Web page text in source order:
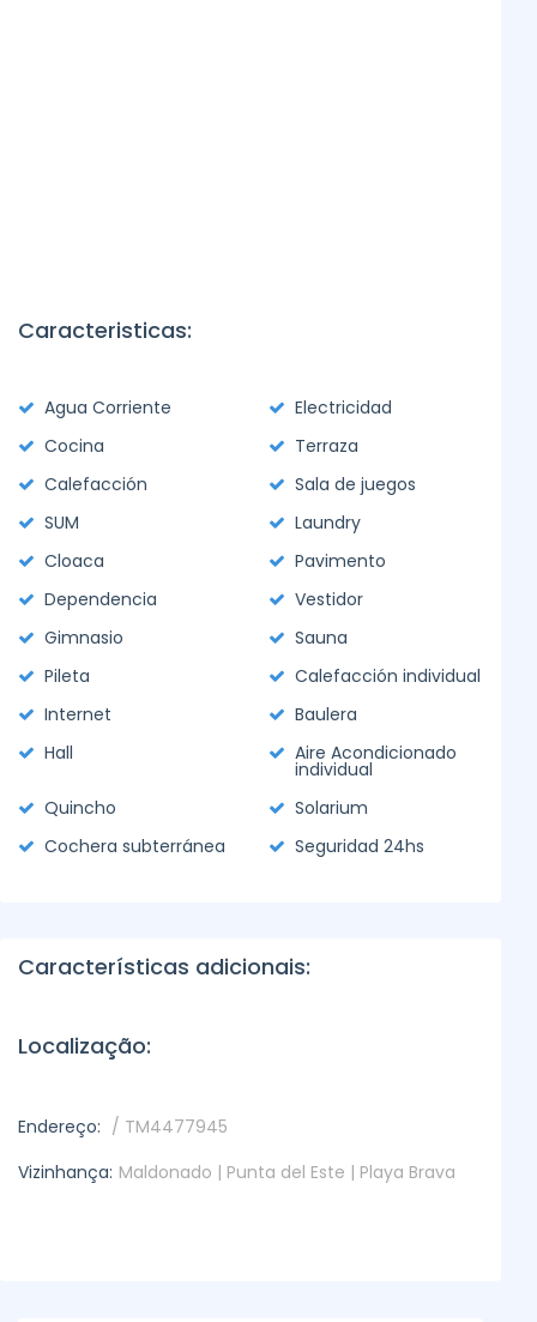
Caracteristicas:
Agua Corriente
Electricidad
Cocina
Terraza
Calefacción
Sala de juegos
SUM
Laundry
Cloaca
Pavimento
Dependencia
Vestidor
Gimnasio
Sauna
Pileta
Calefacción individual
Internet
Baulera
Hall
Aire Acondicionado
individual
Quincho
Solarium
Cochera subterránea
Seguridad 24hs
Características adicionais:
Localização:
Endereço: / TM4477945
Vizinhança: Maldonado | Punta del Este | Playa Brava